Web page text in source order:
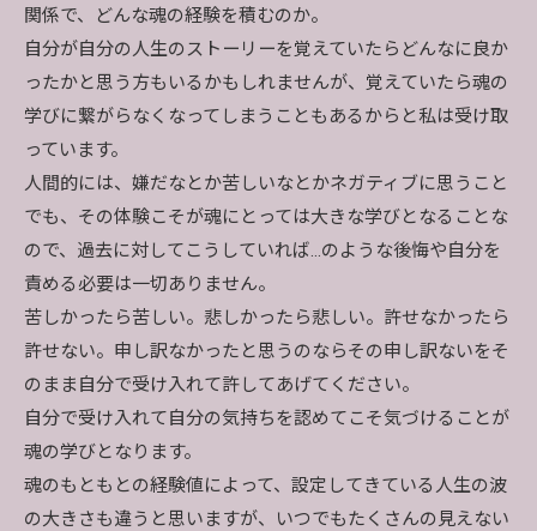
関係で、どんな魂の経験を積むのか。
自分が自分の人生のストーリーを覚えていたらどんなに良か
ったかと思う方もいるかもしれませんが、覚えていたら魂の
学びに繋がらなくなってしまうこともあるからと私は受け取
っています。
人間的には、嫌だなとか苦しいなとかネガティブに思うこと
でも、その体験こそが魂にとっては大きな学びとなることな
ので、過去に対してこうしていれば…のような後悔や自分を
責める必要は一切ありません。
苦しかったら苦しい。悲しかったら悲しい。許せなかったら
許せない。申し訳なかったと思うのならその申し訳ないをそ
のまま自分で受け入れて許してあげてください。
自分で受け入れて自分の気持ちを認めてこそ気づけることが
魂の学びとなります。
魂のもともとの経験値によって、設定してきている人生の波
の大きさも違うと思いますが、いつでもたくさんの見えない